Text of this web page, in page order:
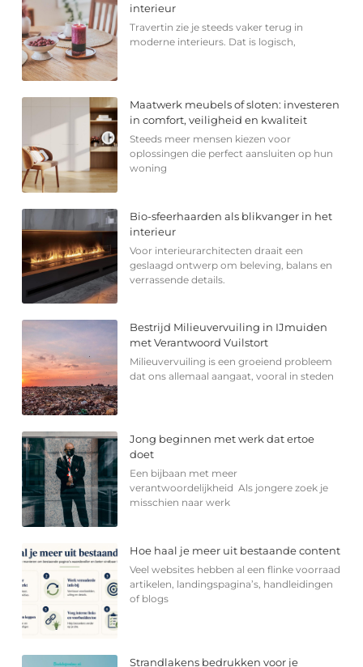
interieur
Travertin zie je steeds vaker terug in
moderne interieurs. Dat is logisch,
Maatwerk meubels of sloten: investeren
in comfort, veiligheid en kwaliteit
Steeds meer mensen kiezen voor
oplossingen die perfect aansluiten op hun
woning
Bio-sfeerhaarden als blikvanger in het
interieur
Voor interieurarchitecten draait een
geslaagd ontwerp om beleving, balans en
verrassende details.
Bestrijd Milieuvervuiling in IJmuiden
met Verantwoord Vuilstort
Milieuvervuiling is een groeiend probleem
dat ons allemaal aangaat, vooral in steden
Jong beginnen met werk dat ertoe
doet
Een bijbaan met meer
verantwoordelijkheid Als jongere zoek je
misschien naar werk
Hoe haal je meer uit bestaande content
Veel websites hebben al een flinke voorraad
artikelen, landingspagina’s, handleidingen
of blogs
Strandlakens bedrukken voor je